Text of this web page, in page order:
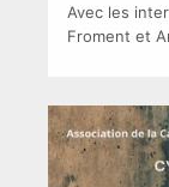
Avec les
Froment et